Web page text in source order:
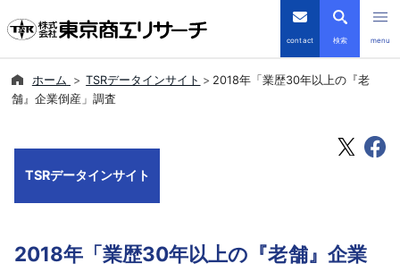
contact 検索 menu
ホーム TSRデータインサイト
2018年「業歴30年以上の『老
舗』企業倒産」調査
TSRデータインサイト
2018年「業歴30年以上の『老舗』企業